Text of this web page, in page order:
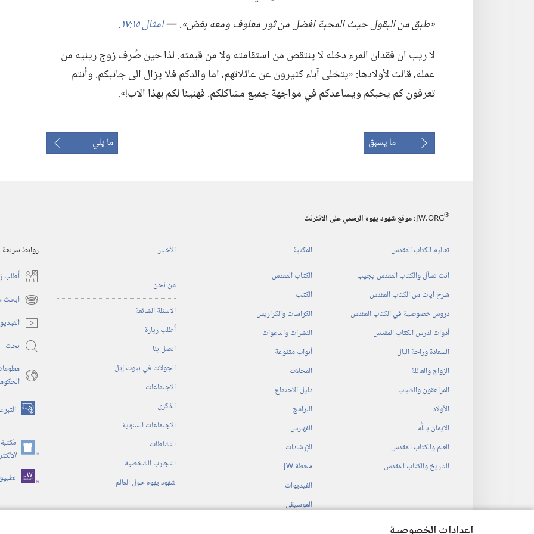
‏«طبق من البقول حيث المحبة افضل من ثور معلوف ومعه بغض».‏ —‏امثال ١٥:‏١٧
‏.‏
لا ريب ان فقدان المرء دخله لا ينتقص من استقامته ولا من قيمته.‏ لذا حين صُرف زوج رينيه من
عمله،‏ قالت لأولادها:‏ «يتخلى آباء كثيرون عن عائلاتهم،‏ اما والدكم فلا يزال الى جانبكم.‏ وأنتم
تعرفون كم يحبكم ويساعدكم في مواجهة جميع مشاكلكم.‏ فهنيئا لكم بهذا الاب!‏».‏
ما يسبق ما يلي
JW.ORG® :‏ موقع شهود يهوه الرسمي على الانترنت
تعاليم الكتاب المقدس
انت تسأل والكتاب المقدس يجيب
شرح آيات من الكتاب المقدس
دروس خصوصية في الكتاب المقدس
أدوات لدرس الكتاب المقدس
السعادة وراحة البال
الزواج والعائلة
المراهقون والشباب
الأولاد
الايمان باللّٰه
العلم والكتاب المقدس
التاريخ والكتاب المقدس
المكتبة
الكتاب المقدس
الكتب
الكراسات والكراريس
النشرات والدعوات
أبواب متنوعة
المجلات
دليل الاجتماع
البرامج
الفهارس
الإرشادات
محطة‏ ‏JW
الفيديوات
الموسيقى
الأخبار
من نحن
الاسئلة الشائعة
أُطلب زيارة
اتصل بنا
الجولات في بيوت إيل
الاجتماعات
الذكرى
الاجتماعات السنوية
النشاطات
التجارب الشخصية
شهود يهوه حول العالم
روابط سريعة
أُطلب
ابحث (يفتح
نافذة
جديدة)
بحث
(يفتح
نافذة
جديدة)
(يفتح
نافذة
جديدة)